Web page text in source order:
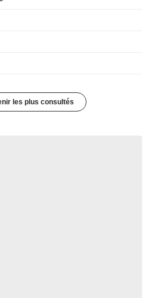
les plus consultés